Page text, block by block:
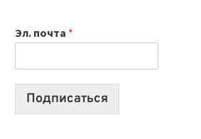
2026:
10
Эл. почта *
Подписаться